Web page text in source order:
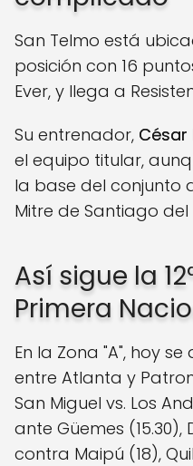
San Telmo está
posición con 16
Ever, y llega a
Su entrenador, César
el equipo titular,
la base del conjunto
Mitre de Santiago del
Así sigue la
Primera
En la Zona "A", hoy
entre Atlanta y
San Miguel vs. Los
ante Güemes
contra Maipú (18),